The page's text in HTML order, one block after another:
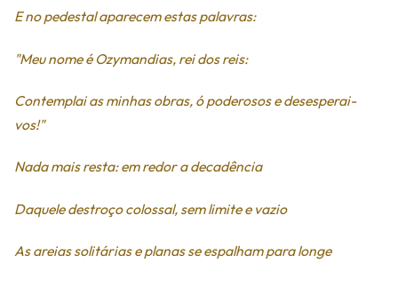
E no pedestal aparecem estas palavras:
"Meu nome é Ozymandias, rei dos reis:
Contemplai as minhas obras, ó poderosos e desesperai-
vos!"
Nada mais resta: em redor a decadência
Daquele destroço colossal, sem limite e vazio
As areias solitárias e planas se espalham para longe